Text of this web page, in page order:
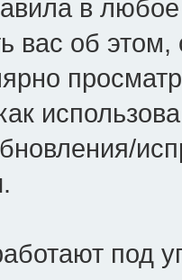
в
вас об
под